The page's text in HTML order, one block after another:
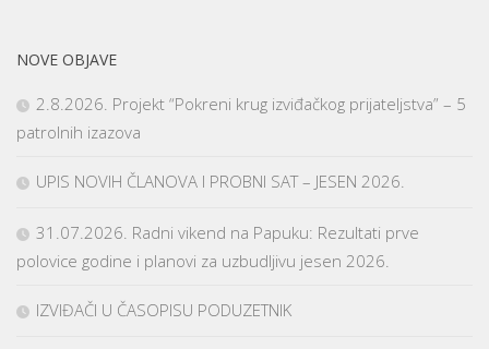
NOVE OBJAVE
2.8.2026. Projekt “Pokreni krug izviđačkog prijateljstva” – 5
patrolnih izazova
UPIS NOVIH ČLANOVA I PROBNI SAT – JESEN 2026.
31.07.2026. Radni vikend na Papuku: Rezultati prve
polovice godine i planovi za uzbudljivu jesen 2026.
IZVIĐAČI U ČASOPISU PODUZETNIK